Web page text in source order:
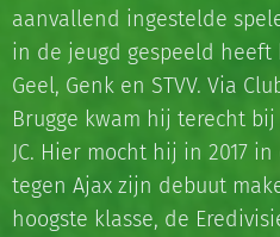
aanvallend ingestelde
in de jeugd gespeeld heeft
Geel, Genk en STVV. Via
Brugge kwam hij terecht
JC. Hier mocht hij in 2017
tegen Ajax zijn debuut
hoogste klasse, de